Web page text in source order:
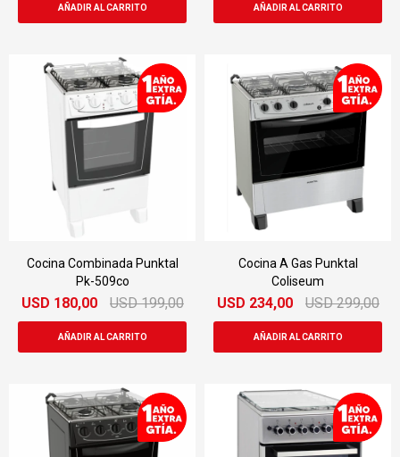
Cocina Combinada Punktal
Pk-509co
USD 180,00 USD 199,00
Cocina A Gas Punktal
Coliseum
USD 234,00 USD 299,00